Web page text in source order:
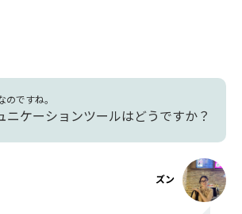
ですね。
ニケーションツールはどうですか？
ズン